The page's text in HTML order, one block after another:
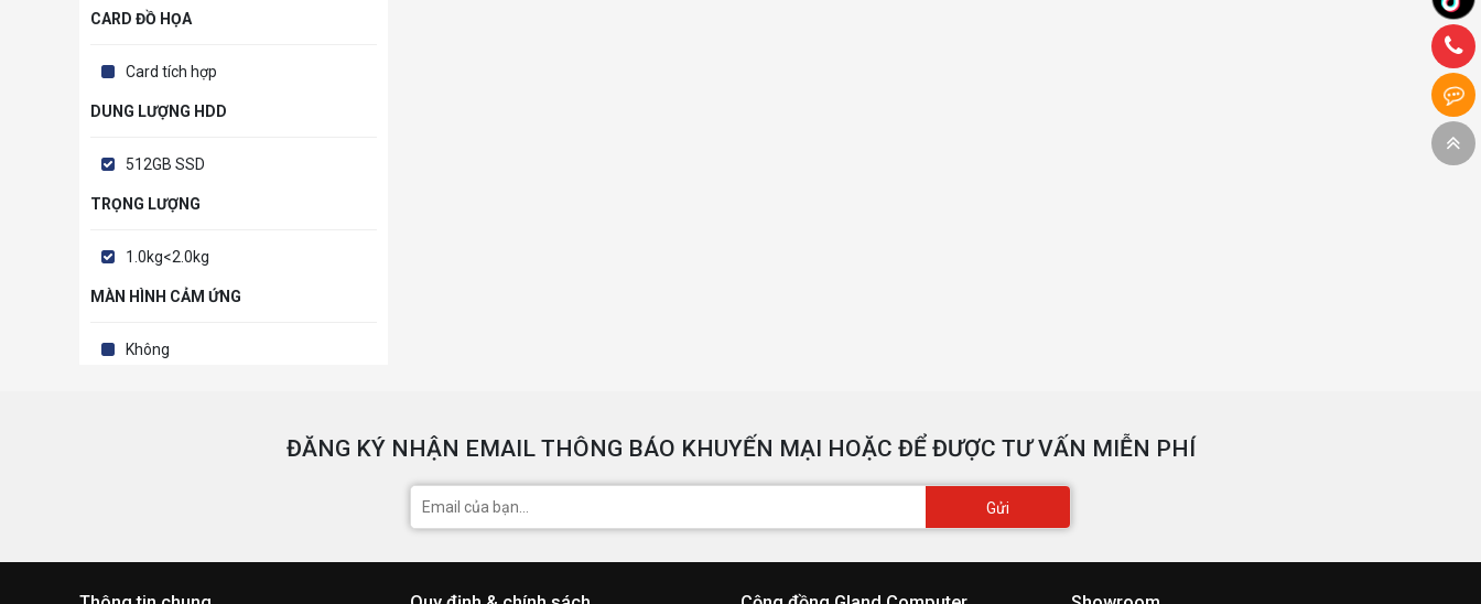
CARD ĐỒ HỌA
Card tích hợp
DUNG LƯỢNG HDD
512GB SSD
TRỌNG LƯỢNG
1.0kg<2.0kg
MÀN HÌNH CẢM ỨNG
Không
ĐĂNG KÝ NHẬN EMAIL THÔNG BÁO KHUYẾN MẠI HOẶC ĐỂ ĐƯỢC TƯ VẤN MIỄN PHÍ
Gửi